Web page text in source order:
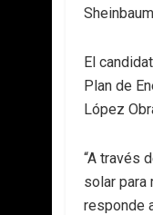
El
Plan de
López
“A través
solar para
responde